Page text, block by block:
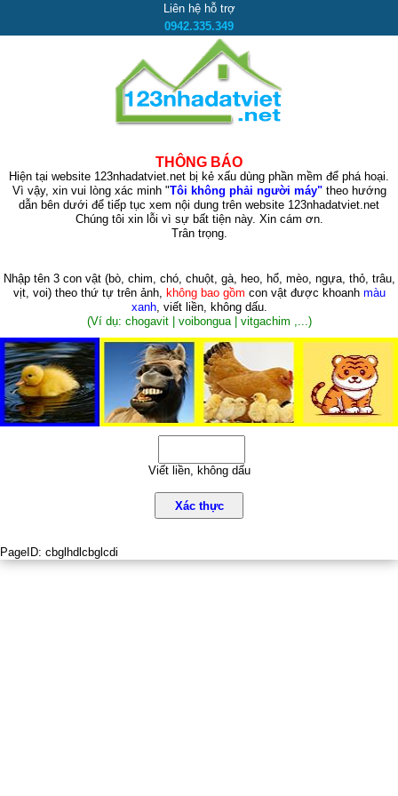
Liên hệ hỗ trợ
0942.335.349
THÔNG BÁO
Hiện tại website 123nhadatviet.net bị kẻ xấu dùng phần mềm để phá hoại.
Vì vậy, xin vui lòng xác minh "Tôi không phải người máy"theo hướng
dẫn bên dưới để tiếp tục xem nội dung trên website 123nhadatviet.net
Chúng tôi xin lỗi vì sự bất tiện này. Xin cám ơn.
Trân trọng.
Nhập tên 3 con vật (bò, chim, chó, chuột, gà, heo, hổ, mèo, ngựa, thỏ, trâu,
vịt, voi)theo thứ tự trên ảnh, không bao gồm con vật được khoanh màu
xanh, viết liền, không dấu.
(Ví dụ: chogavit | voibongua | vitgachim ,...)
Viết liền, không dấu
Xác thực
PageID: cbglhdlcbglcdi